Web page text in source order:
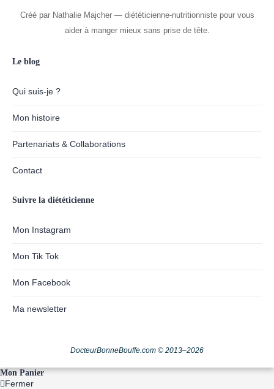
Créé par Nathalie Majcher — diététicienne-nutritionniste pour vous
aider à manger mieux sans prise de tête.
Le blog
Qui suis-je ?
Mon histoire
Partenariats & Collaborations
Contact
Suivre la diététicienne
Mon Instagram
Mon Tik Tok
Mon Facebook
Ma newsletter
DocteurBonneBouffe.com © 2013–2026
Mon Panier
Fermer